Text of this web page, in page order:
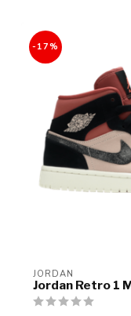
-17%
JORDAN
Jordan Retro 1